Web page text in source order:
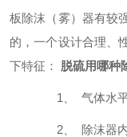
板除沫（雾）器有较
的，一个设计合理、
下特征：
脱硫用哪种
1、 气体水
2、 除沫器